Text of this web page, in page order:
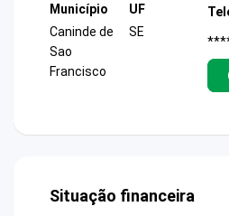
Município
Caninde de
Sao
Francisco
UF
SE
Situação financeira